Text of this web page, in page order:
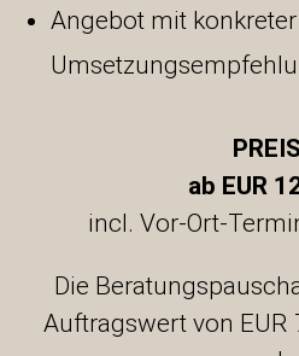
Angebot mit konkreter
ab EUR
incl. Vor-Ort-
Die
Auftragswert von EUR